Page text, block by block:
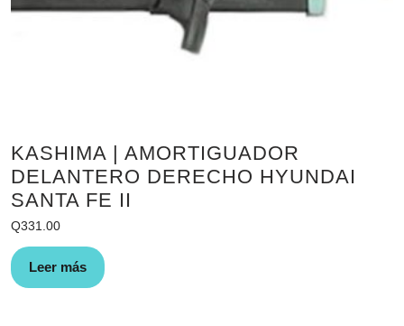
KASHIMA | AMORTIGUADOR
DELANTERO DERECHO HYUNDAI
SANTA FE II
Q331.00
Leer más